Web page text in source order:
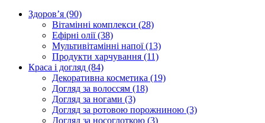
Здоров’я (90)
Вітамінні комплекси (28)
Ефірні олії (38)
Мультивітамінні напої (13)
Продукти харчування (11)
Краса і догляд (84)
Декоративна косметика (19)
Догляд за волоссям (18)
Догляд за ногами (3)
Догляд за ротовою порожниною (3)
Догляд за носоглоткою (3)